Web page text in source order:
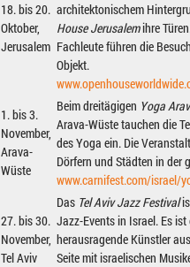
18. bis 20.
Oktober,
Jerusalem
architektonischem
House Jerusalemihre
Fachleute führen die
Objekt.
1. bis 3.
November,
Arava-
Wüste
Beim dreitägigen Yoga
Arava-Wüste tauchen die
des Yoga ein. Die
Dörfern und Städten in der
www.carnifest.com/israel/
27. bis 30.
November,
Tel Aviv
Das Tel Aviv Jazz Festival
Jazz-Events in Israel. Es
herausragende Künstler
Seite mit israelischen